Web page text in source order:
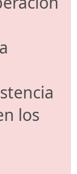
los